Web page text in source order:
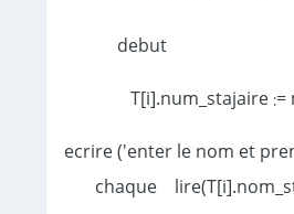
T[i].num_stajaire
ecrire ('enter le nom et
chaque